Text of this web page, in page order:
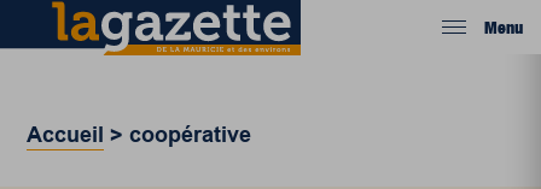
Menu
Accueil >coopérative